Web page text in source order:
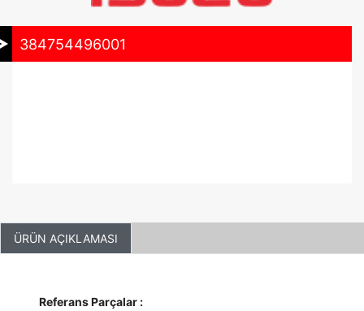
384754496001
ÜRÜN AÇIKLAMASI
Referans Parçalar :